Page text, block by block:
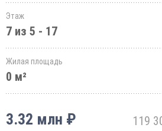
Этаж
7 из 5 - 17
Жилая площадь
0 м²
3.32 млн ₽ 119